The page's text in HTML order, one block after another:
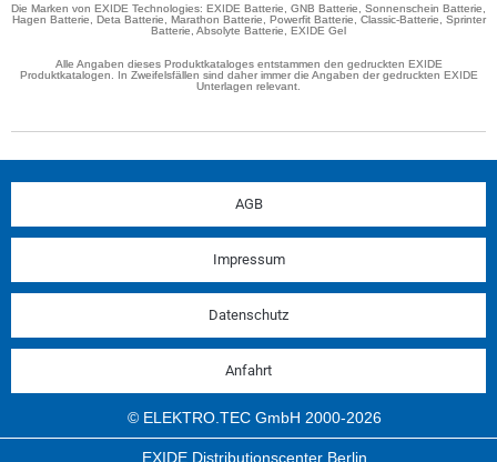
Die Marken von EXIDE Technologies: EXIDE Batterie, GNB Batterie, Sonnenschein Batterie,
Hagen Batterie, Deta Batterie, Marathon Batterie, Powerfit Batterie, Classic-Batterie, Sprinter
Batterie, Absolyte Batterie, EXIDE Gel
Alle Angaben dieses Produktkataloges entstammen den gedruckten EXIDE
Produktkatalogen. In Zweifelsfällen sind daher immer die Angaben der gedruckten EXIDE
Unterlagen relevant.
AGB
Impressum
Datenschutz
Anfahrt
© ELEKTRO.TEC GmbH 2000-2026
EXIDE Distributionscenter Berlin